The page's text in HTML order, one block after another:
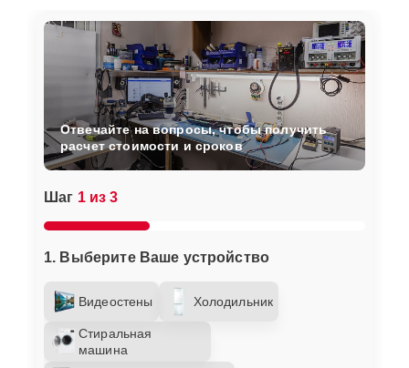
Шаг 1 из 3
1. Выберите Ваше устройство
Видеостены Холодильник
Стиральная
машина
Отвечайте на вопросы, чтобы получить
расчет стоимости и сроков